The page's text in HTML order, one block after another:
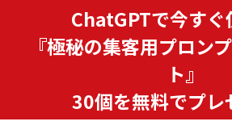
ChatGPTで今すぐ
『極秘の集客用プロン
ト』
30個を無料でプレ